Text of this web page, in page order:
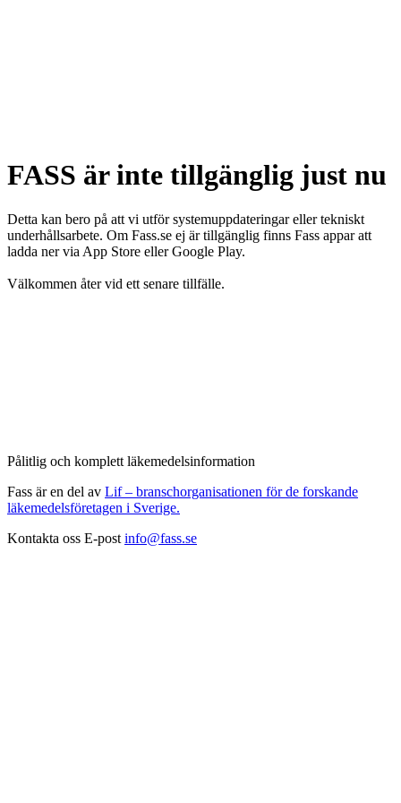
FASS är inte tillgänglig just nu
Detta kan bero på att vi utför systemuppdateringar eller tekniskt
underhållsarbete. Om Fass.se ej är tillgänglig finns Fass appar att
ladda ner via App Store eller Google Play.
Välkommen åter vid ett senare tillfälle.
Pålitlig och komplett läkemedelsinformation
Fass är en del av Lif – branschorganisationen för de forskande
läkemedelsföretagen i Sverige.
Kontakta oss E-post info@fass.se